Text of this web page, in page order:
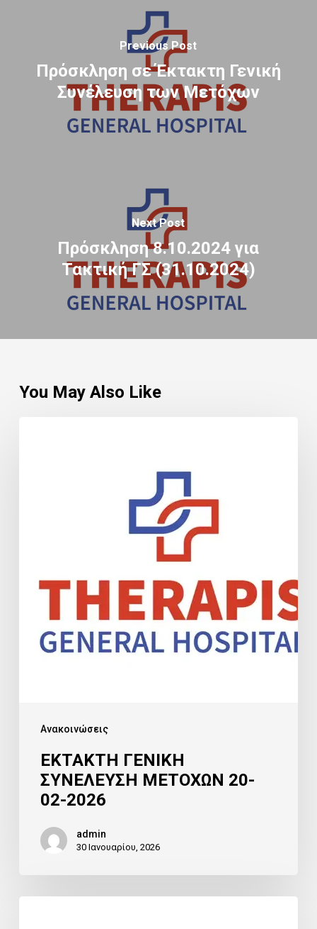
Previous Post
Πρόσκληση σε Έκτακτη Γενική
Συνέλευση των Μετόχων
Next Post
Πρόσκληση 8.10.2024 για
Τακτική ΓΣ (31.10.2024)
You May Also Like
Ανακοινώσεις
ΕΚΤΑΚΤΗ ΓΕΝΙΚΗ
ΣΥΝΕΛΕΥΣΗ ΜΕΤΟΧΩΝ 20-
02-2026
admin
30 Ιανουαρίου, 2026